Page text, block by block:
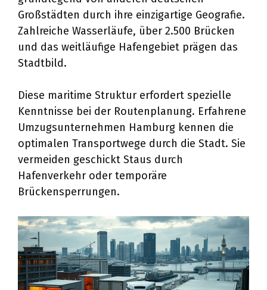
Großstädten durch ihre einzigartige Geografie.
Zahlreiche Wasserläufe, über 2.500 Brücken
und das weitläufige Hafengebiet prägen das
Stadtbild.
Diese maritime Struktur erfordert spezielle
Kenntnisse bei der Routenplanung. Erfahrene
Umzugsunternehmen Hamburg kennen die
optimalen Transportwege durch die Stadt. Sie
vermeiden geschickt Staus durch
Hafenverkehr oder temporäre
Brückensperrungen.